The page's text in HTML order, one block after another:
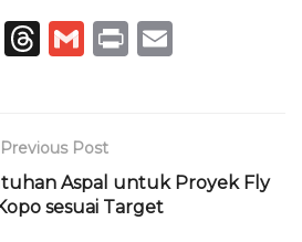
T
g
T
a
d
s
G
l
P
Previous Post
Aspal untuk Proyek Fly
sesuai Target